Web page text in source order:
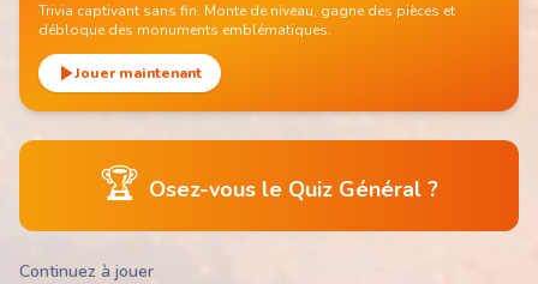
Trivia captivant sans fin. Monte de niveau, gagne des pièces et
débloque des monuments emblématiques.
Jouer maintenant
🏆 Osez-vous le Quiz Général ?
Continuez à jouer